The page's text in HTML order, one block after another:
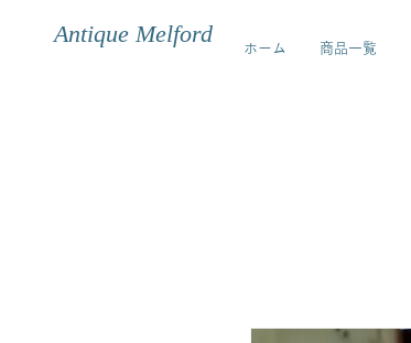
ホーム 商品一覧
Antique Melford